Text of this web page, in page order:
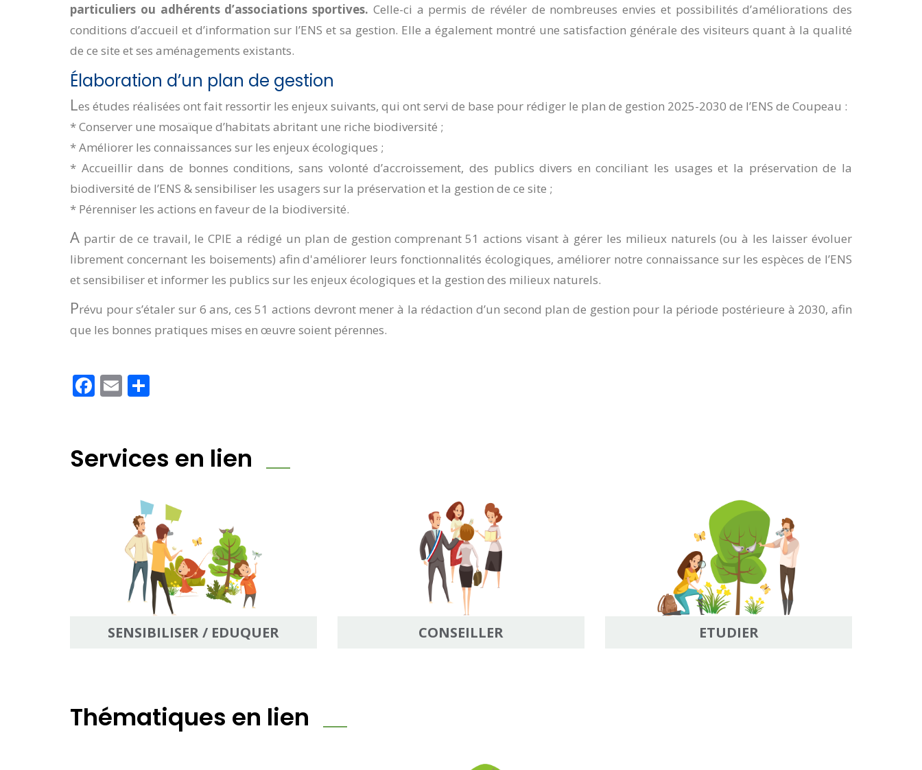
particuliers ou adhérents d’associations sportives. Celle-ci a permis de révéler de nombreuses envies et possibilités d’améliorations des
conditions d’accueil et d’information sur l’ENS et sa gestion. Elle a également montré une satisfaction générale des visiteurs quant à la qualité
de ce site et ses aménagements existants.
Élaboration d’un plan de gestion
Les études réalisées ont fait ressortir les enjeux suivants, qui ont servi de base pour rédiger le plan de gestion 2025-2030 de l’ENS de Coupeau :
* Conserver une mosaïque d’habitats abritant une riche biodiversité ;
* Améliorer les connaissances sur les enjeux écologiques ;
* Accueillir dans de bonnes conditions, sans volonté d’accroissement, des publics divers en conciliant les usages et la préservation de la
biodiversité de l’ENS & sensibiliser les usagers sur la préservation et la gestion de ce site ;
* Pérenniser les actions en faveur de la biodiversité.
A partir de ce travail, le CPIE a rédigé un plan de gestion comprenant 51 actions visant à gérer les milieux naturels (ou à les laisser évoluer
librement concernant les boisements) afin d'améliorer leurs fonctionnalités écologiques, améliorer notre connaissance sur les espèces de l’ENS
et sensibiliser et informer les publics sur les enjeux écologiques et la gestion des milieux naturels.
Prévu pour s’étaler sur 6 ans, ces 51 actions devront mener à la rédaction d’un second plan de gestion pour la période postérieure à 2030, afin
que les bonnes pratiques mises en œuvre soient pérennes.
Facebook
Email
Services en lien
SENSIBILISER / EDUQUER CONSEILLER ETUDIER
Thématiques en lien